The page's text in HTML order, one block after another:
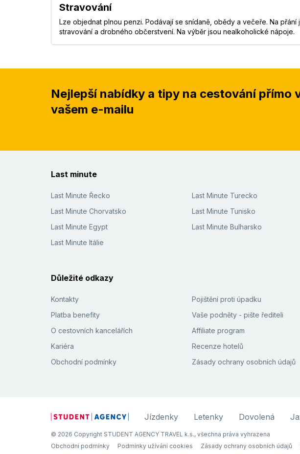
Stravování
Lze objednat plnou penzi. Podávají se snídaně, obědy a večeře. Na
stravování a drobného občerstvení. Na výběr jsou nealkoholické nápoje.
Nejlepší nabídky a tipy na cestování přímo
vašem e-mailu
Last minute
Last Minute Řecko
Last Minute Chorvatsko
Last Minute Egypt
Last Minute Itálie
Last Minute Turecko
Last Minute Tunisko
Last Minute Bulharsko
Důležité odkazy
Kontakty
Platba benefity
O cestovních kancelářích
Kariéra
Obchodní podmínky
Pojištění proti úpadku
Vaše podněty - pište řediteli
Affiliate program
Recenze hotelů
Zásady ochrany osobních údajů
Jízdenky Letenky Dovolená
© 2026 Copyright STUDENT AGENCY TRAVEL k.s., všechna práva vyhrazena
Obchodní podmínky
Podmínky užívání cookies Zásady ochrany osobních údajů